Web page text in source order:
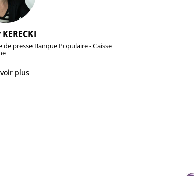
de presse Banque Populaire - Caisse
plus